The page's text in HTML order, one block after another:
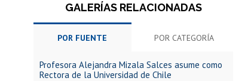
GALERÍAS RELACIONADAS
POR FUENTE POR CATEGORÍA
Profesora Alejandra Mizala Salces asume como
Rectora de la Universidad de Chile